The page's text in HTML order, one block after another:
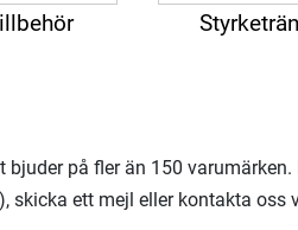
på fler än 150
ett mejl eller kontakta oss